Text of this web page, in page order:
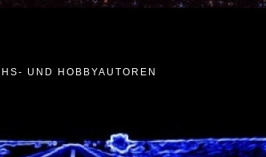
UND HOBBYAUTOREN